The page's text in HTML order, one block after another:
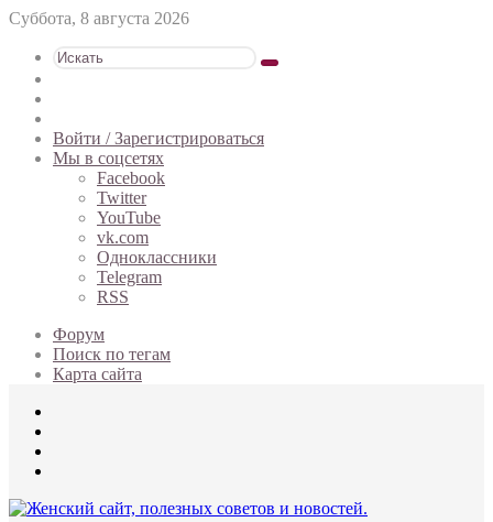
Суббота, 8 августа 2026
Искать
статья
Войти / Зарегистрироваться
Мы в соцсетях
Facebook
Twitter
YouTube
vk.com
Одноклассники
Telegram
RSS
Форум
Поиск по тегам
Карта сайта